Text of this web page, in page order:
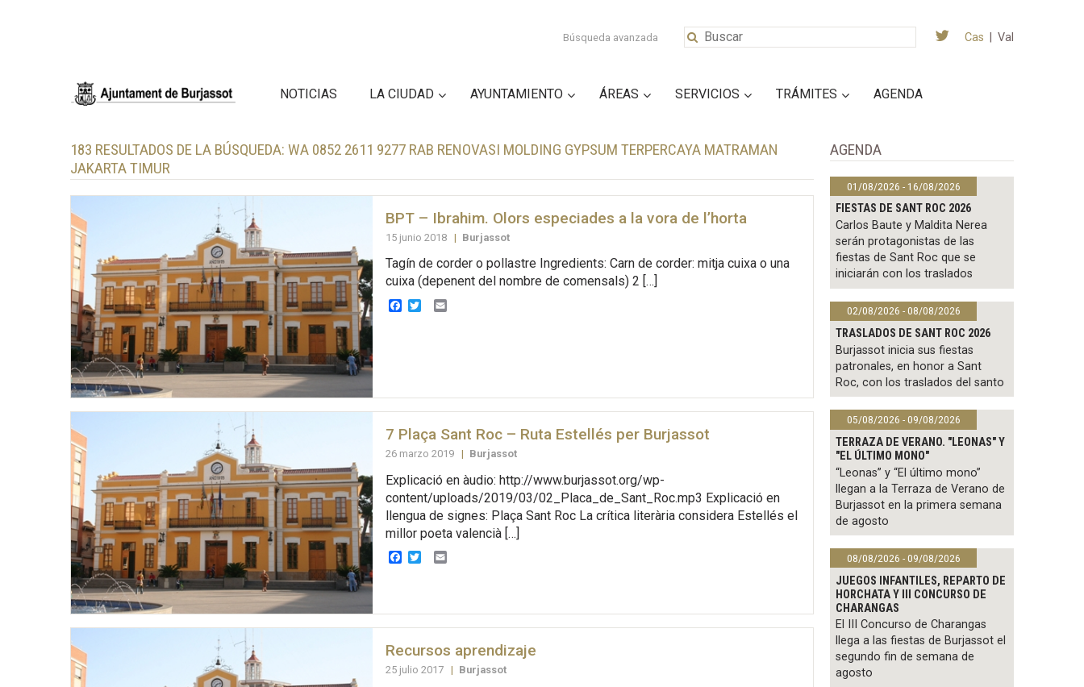
Búsqueda avanzada Cas Val
NOTICIAS LA CIUDAD AYUNTAMIENTO ÁREAS SERVICIOS TRÁMITES AGENDA
183 RESULTADOS DE LA BÚSQUEDA: WA 0852 2611 9277 RAB RENOVASI MOLDING GYPSUM TERPERCAYA MATRAMAN
JAKARTA TIMUR
BPT – Ibrahim. Olors especiades a la vora de l’horta
15 junio 2018 | Burjassot
Tagín de corder o pollastre Ingredients: Carn de corder: mitja cuixa o una
cuixa (depenent del nombre de comensals) 2 […]
Facebook
TwitterEmail
7 Plaça Sant Roc – Ruta Estellés per Burjassot
26 marzo 2019 | Burjassot
Explicació en àudio: http://www.burjassot.org/wp-
content/uploads/2019/03/02_Placa_de_Sant_Roc.mp3 Explicació en
llengua de signes: Plaça Sant Roc La crítica literària considera Estellés el
millor poeta valencià […]
Facebook
TwitterEmail
Recursos aprendizaje
25 julio 2017 | Burjassot
AGENDA
01/08/2026 - 16/08/2026
FIESTAS DE SANT ROC 2026
Carlos Baute y Maldita Nerea
serán protagonistas de las
fiestas de Sant Roc que se
iniciarán con los traslados
02/08/2026 - 08/08/2026
TRASLADOS DE SANT ROC 2026
Burjassot inicia sus fiestas
patronales, en honor a Sant
Roc, con los traslados del santo
05/08/2026 - 09/08/2026
TERRAZA DE VERANO. "LEONAS" Y
"EL ÚLTIMO MONO"
“Leonas” y “El último mono”
llegan a la Terraza de Verano de
Burjassot en la primera semana
de agosto
08/08/2026 - 09/08/2026
JUEGOS INFANTILES, REPARTO DE
HORCHATA Y III CONCURSO DE
CHARANGAS
El III Concurso de Charangas
llega a las fiestas de Burjassot el
segundo fin de semana de
agosto